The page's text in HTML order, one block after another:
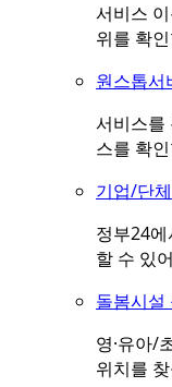
서비스
위를 확
원스톱서
서비스를
스를 확
기업/단
정부24
할 수 있
돌봄시설
영·유아/
위치를